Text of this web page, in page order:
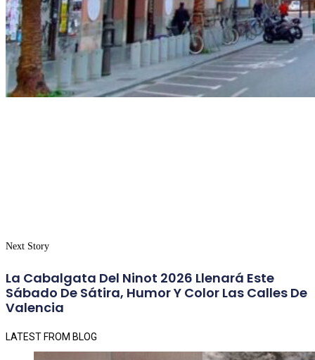
Next Story
La Cabalgata Del Ninot 2026 Llenará Este
Sábado De Sátira, Humor Y Color Las Calles De
Valencia
LATEST FROM BLOG